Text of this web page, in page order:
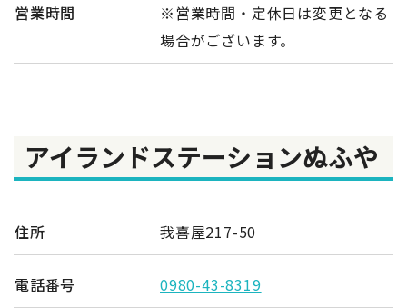
営業時間
※営業時間・定休日は変更となる
場合がございます。
アイランドステーションぬふや
住所 我喜屋217-50
電話番号 0980-43-8319